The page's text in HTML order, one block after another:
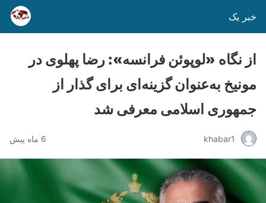
خبر یک
از نگاه «لوپوئن فرانسه»: رضا پهلوی در
مونیخ به‌عنوان گزینه‌ای برای گذار از
جمهوری اسلامی معرفی شد
khabar1 6 ماه پیش